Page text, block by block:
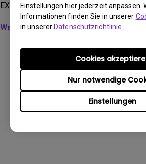
Einstellungen hier jederzeit anpassen.
Informationen finden Sie in unserer
in unsererDatenschutzrichtlinie
Einstellungen
Nur notwendige
Cookies
EX2710, EX2710U, EX2780Q, EX3203R,
Weitere Informationen anzeigen
Waren diese